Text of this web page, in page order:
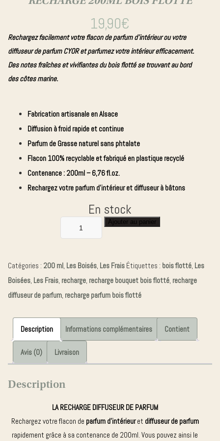
Crémant
d'Alsace
Edition
Collector
Bougie
bijou
parfumée
Diffuseur
19,90€
Rechargez facilement votre flacon de parfum d’intérieur ou votre
diffuseur de parfum CYOR et parfumez votre intérieur efficacement.
Des notes fraîches et vivifiantes du bois flotté se trouvant au bord
des côtes marine.
Fabrication artisanale en Alsace
Diffusion à froid rapide et continue
Parfum de Grasse naturel sans phtalate
Flacon 100% recyclable et fabriqué en plastique recyclé
Contenance : 200ml – 6,76 fl.oz.
Rechargez votre parfum d’intérieur et diffuseur à bâtons
En stock
quantité
de
200ML
BOIS
FLOTTE
Ajouter au panier
Catégories : 200 ml, Les Boisés, Les Frais Étiquettes : bois flotté, Les
Boisées, Les Frais, recharge, recharge bouquet bois flotté, recharge
diffuseur de parfum, recharge parfum bois flotté
Description Informations complémentaires Contient
Avis (0) Livraison
Description
LA RECHARGE DIFFUSEUR DE PARFUM
Rechargez votre flacon de parfum d’intérieuret diffuseur de parfum
rapidement grâce à sa contenance de 200ml. Vous pouvez ainsi le